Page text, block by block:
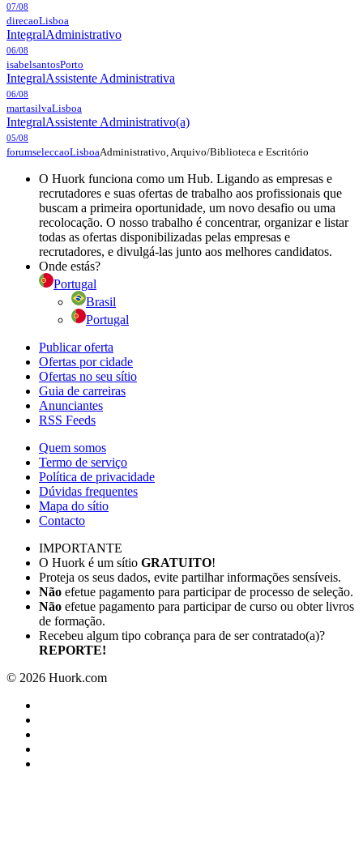
07/08
direcaoLisboa
IntegralAdministrativo
06/08
isabelsantosPorto
IntegralAssistente Administrativa
06/08
martasilvaLisboa
IntegralAssistente Administrativo(a)
05/08
forumseleccaoLisboaAdministrativo, Arquivo/Biblioteca e Escritório
O Huork funciona como um Hub. Ligando as empresas e
recrutadores e suas ofertas de trabalho aos profissionais que
buscam a primeira oportunidade, um novo desafio ou uma
recolocação. O nosso trabalho é concentrar, organizar e listar
todas as ofertas disponibilizadas pelas empresas e
recrutadores, e divulgá-las junto aos melhores candidatos.
Onde estás?
Portugal
Brasil
Portugal
Publicar oferta
Ofertas por cidade
Ofertas no seu sítio
Guia de carreiras
Anunciantes
RSS Feeds
Quem somos
Termo de serviço
Política de privacidade
Dúvidas frequentes
Mapa do sítio
Contacto
IMPORTANTE
O Huork é um sítio GRATUITO!
Proteja os seus dados, evite partilhar informações sensíveis.
Não efetue pagamento para participar de processo de seleção.
Não efetue pagamento para participar de curso ou obter livros
de formação.
Recebeu algum tipo cobrança para de ser contratado(a)?
REPORTE!
© 2026 Huork.com